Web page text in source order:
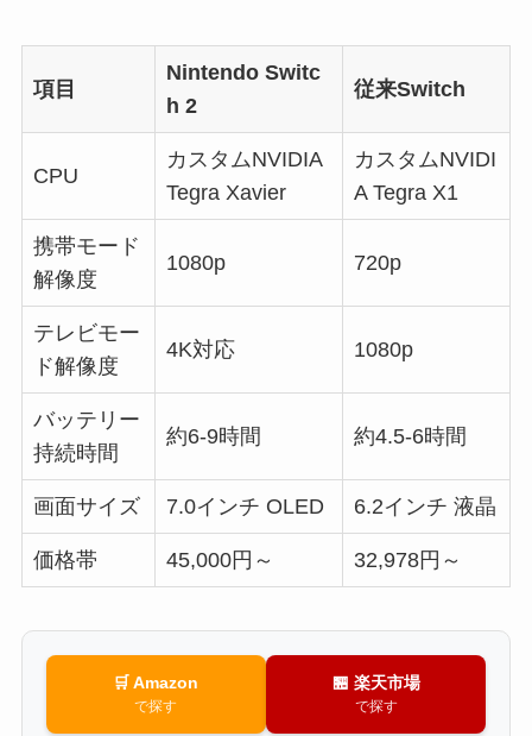
項目
Nintendo Switc
h 2
従来Switch
CPU
カスタムNVIDIA
Tegra Xavier
カスタムNVIDI
A Tegra X1
携帯モード
解像度
1080p 720p
テレビモー
ド解像度
4K対応 1080p
バッテリー
持続時間
約6-9時間 約4.5-6時間
画面サイズ 7.0インチ OLED 6.2インチ 液晶
価格帯 45,000円～ 32,978円～
🛒 Amazon
で探す
🏪 楽天市場
で探す